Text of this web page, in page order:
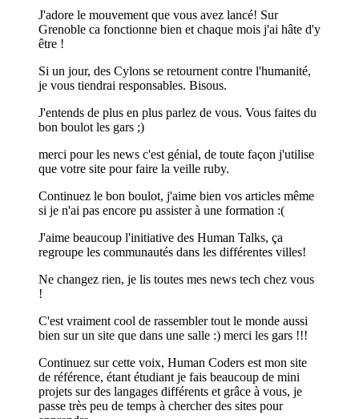
J'adore le mouvement que vous avez lancé! Sur
Grenoble ca fonctionne bien et chaque mois j'ai hâte d'y
être !
Si un jour, des Cylons se retournent contre l'humanité,
je vous tiendrai responsables. Bisous.
J'entends de plus en plus parlez de vous. Vous faites du
bon boulot les gars ;)
merci pour les news c'est génial, de toute façon j'utilise
que votre site pour faire la veille ruby.
Continuez le bon boulot, j'aime bien vos articles même
si je n'ai pas encore pu assister à une formation :(
J'aime beaucoup l'initiative des Human Talks, ça
regroupe les communautés dans les différentes villes!
Ne changez rien, je lis toutes mes news tech chez vous
!
C'est vraiment cool de rassembler tout le monde aussi
bien sur un site que dans une salle :) merci les gars !!!
Continuez sur cette voix, Human Coders est mon site
de référence, étant étudiant je fais beaucoup de mini
projets sur des langages différents et grâce à vous, je
passe très peu de temps à chercher des sites pour